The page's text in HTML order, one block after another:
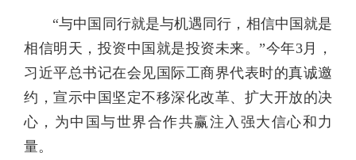
“与中国同行就是与机遇同行，相信中国就是
相信明天，投资中国就是投资未来。”今年3月，
习近平总书记在会见国际工商界代表时的真诚邀
约，宣示中国坚定不移深化改革、扩大开放的决
心，为中国与世界合作共赢注入强大信心和力
量。